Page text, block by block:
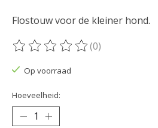
Flostouw voor de kleiner hond.
De beoordeling van dit product is
(0)
Op voorraad
Hoeveelheid: